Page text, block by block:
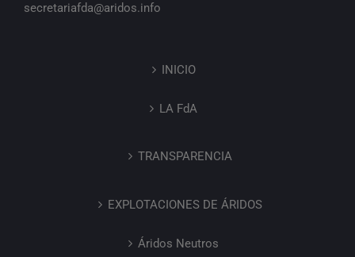
secretariafda@aridos.info
INICIO
LA FdA
TRANSPARENCIA
EXPLOTACIONES DE ÁRIDOS
Áridos Neutros